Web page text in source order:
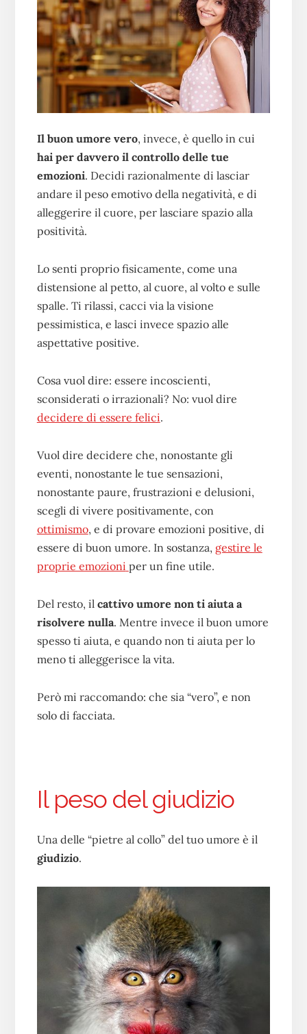
Il buon umore vero, invece, è quello in cui
hai per davvero il controllo delle tue
emozioni. Decidi razionalmente di lasciar
andare il peso emotivo della negatività, e di
alleggerire il cuore, per lasciare spazio alla
positività.
Lo senti proprio fisicamente, come una
distensione al petto, al cuore, al volto e sulle
spalle. Ti rilassi, cacci via la visione
pessimistica, e lasci invece spazio alle
aspettative positive.
Cosa vuol dire: essere incoscienti,
sconsiderati o irrazionali? No: vuol dire
decidere di essere felici.
Vuol dire decidere che, nonostante gli
eventi, nonostante le tue sensazioni,
nonostante paure, frustrazioni e delusioni,
scegli di vivere positivamente, con
ottimismo, e di provare emozioni positive, di
essere di buon umore. In sostanza, gestire le
proprie emozioni per un fine utile.
Del resto, il cattivo umore non ti aiuta a
risolvere nulla. Mentre invece il buon umore
spesso ti aiuta, e quando non ti aiuta per lo
meno ti alleggerisce la vita.
Però mi raccomando: che sia “vero”, e non
solo di facciata.
Il peso del giudizio
Una delle “pietre al collo” del tuo umore è il
giudizio.